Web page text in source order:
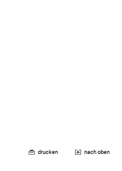
drucken nach oben